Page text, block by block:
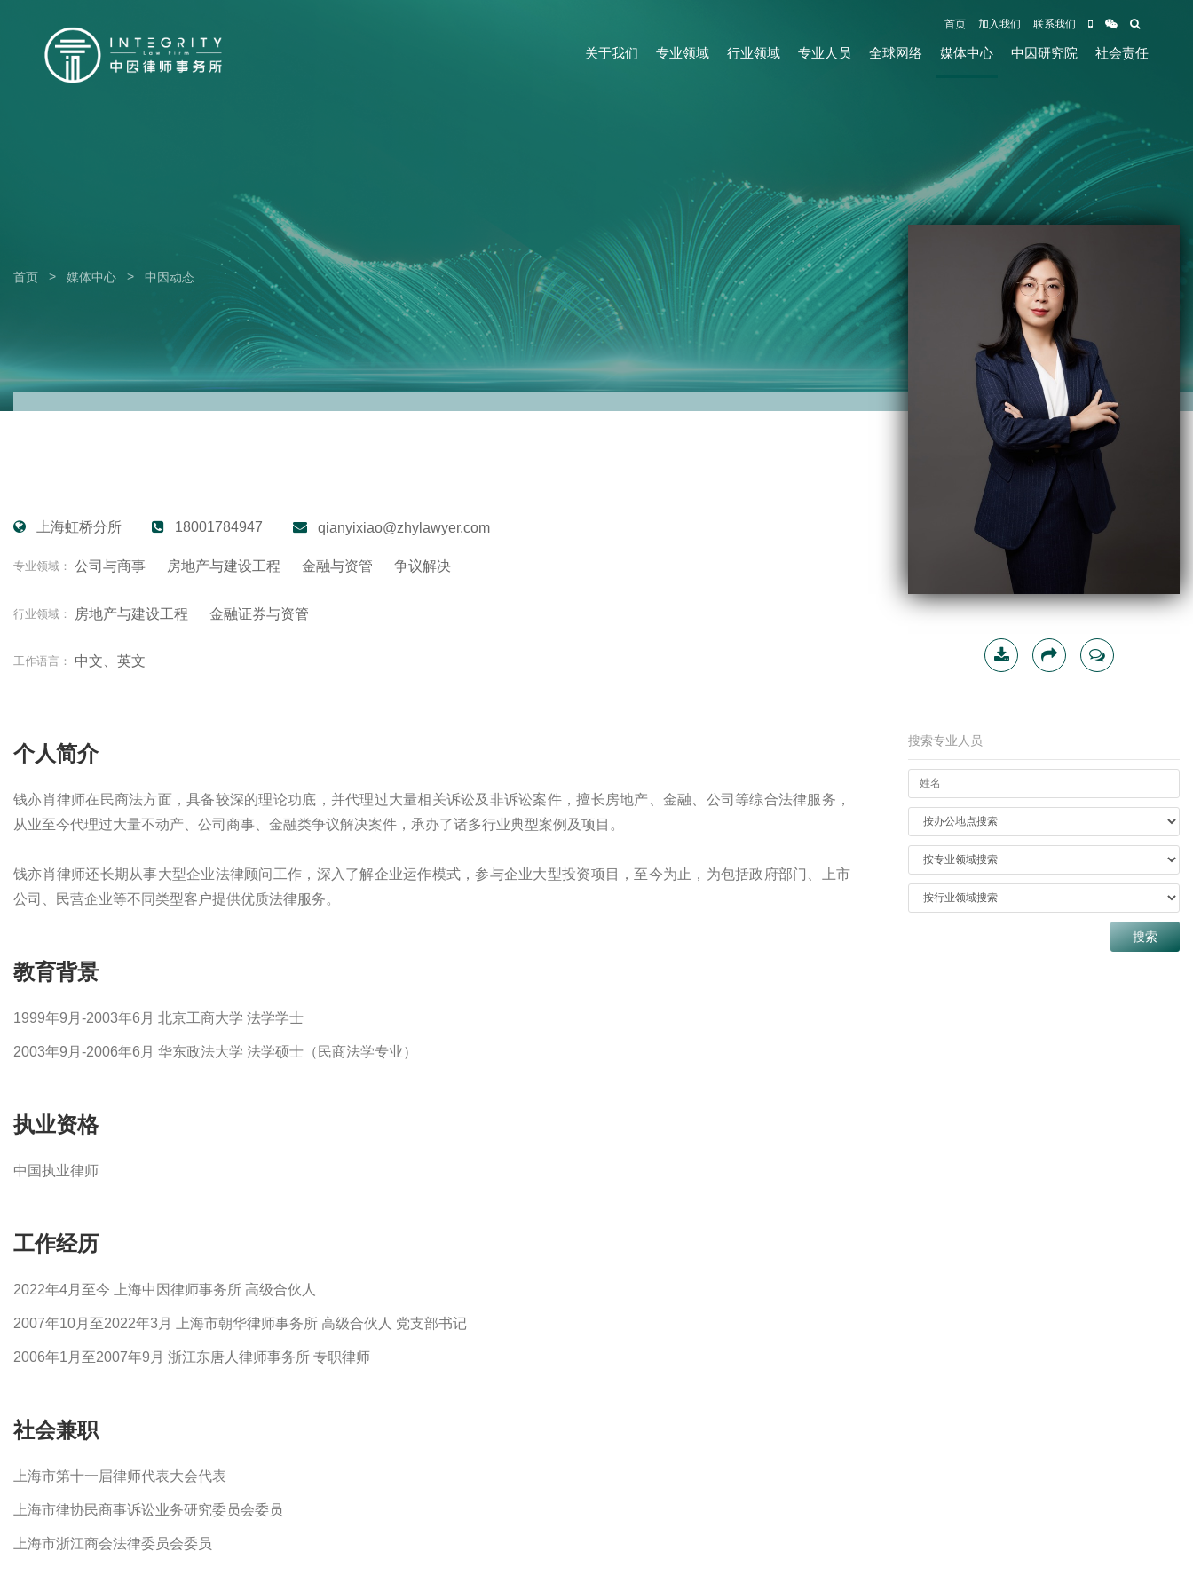
首页 加入我们 联系我们
关于我们 专业领域 行业领域 专业人员 全球网络 媒体中心 中因研究院 社会责任
首页 > 媒体中心 > 中因动态
上海虹桥分所 18001784947 qianyixiao@zhylawyer.com
专业领域： 公司与商事 房地产与建设工程 金融与资管 争议解决
行业领域： 房地产与建设工程 金融证券与资管
工作语言： 中文、英文
个人简介
钱亦肖律师在民商法方面，具备较深的理论功底，并代理过大量相关诉讼及非诉讼案件，擅长房地产、金融、公司等综合法律服务，
从业至今代理过大量不动产、公司商事、金融类争议解决案件，承办了诸多行业典型案例及项目。
钱亦肖律师还长期从事大型企业法律顾问工作，深入了解企业运作模式，参与企业大型投资项目，至今为止，为包括政府部门、上市
公司、民营企业等不同类型客户提供优质法律服务。
教育背景
1999年9月-2003年6月 北京工商大学 法学学士
2003年9月-2006年6月 华东政法大学 法学硕士（民商法学专业）
执业资格
中国执业律师
工作经历
2022年4月至今 上海中因律师事务所 高级合伙人
2007年10月至2022年3月 上海市朝华律师事务所 高级合伙人 党支部书记
2006年1月至2007年9月 浙江东唐人律师事务所 专职律师
社会兼职
上海市第十一届律师代表大会代表
上海市律协民商事诉讼业务研究委员会委员
上海市浙江商会法律委员会委员
搜索专业人员